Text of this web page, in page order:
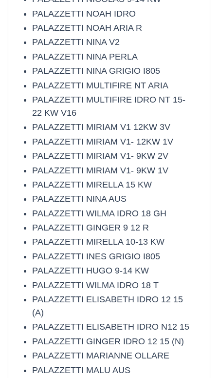
PALAZZETTI NOAH IDRO
PALAZZETTI NOAH ARIA R
PALAZZETTI NINA V2
PALAZZETTI NINA PERLA
PALAZZETTI NINA GRIGIO I805
PALAZZETTI MULTIFIRE NT ARIA
PALAZZETTI MULTIFIRE IDRO NT 15-
22 KW V16
PALAZZETTI MIRIAM V1 12KW 3V
PALAZZETTI MIRIAM V1- 12KW 1V
PALAZZETTI MIRIAM V1- 9KW 2V
PALAZZETTI MIRIAM V1- 9KW 1V
PALAZZETTI MIRELLA 15 KW
PALAZZETTI NINA AUS
PALAZZETTI WILMA IDRO 18 GH
PALAZZETTI GINGER 9 12 R
PALAZZETTI MIRELLA 10-13 KW
PALAZZETTI INES GRIGIO I805
PALAZZETTI HUGO 9-14 KW
PALAZZETTI WILMA IDRO 18 T
PALAZZETTI ELISABETH IDRO 12 15
(A)
PALAZZETTI ELISABETH IDRO N12 15
PALAZZETTI GINGER IDRO 12 15 (N)
PALAZZETTI MARIANNE OLLARE
PALAZZETTI MALU AUS